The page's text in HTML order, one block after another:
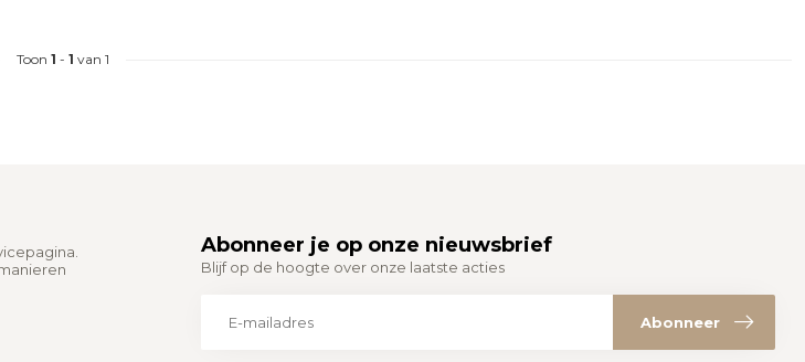
Toon 1 - 1 van 1
Abonneer je op onze nieuwsbrief
Blijf op de hoogte over onze laatste acties
Abonneer